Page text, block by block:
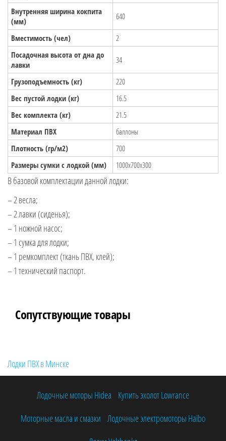
Внутренняя ширина кокпита
(мм)
640
Вместимость (чел)
2
Посадочная высота от дна до
лавки
34
Грузоподъемность (кг)
220
Вес пустой лодки (кг)
16.5
Вес комплекта (кг)
21.5
Материал ПВХ
баллоны
Плотность (гр/м2)
700
Размеры сумки с лодкой (мм)
1000х700х300
В базовой комплектации данной лодки:
– 2 весла;
– 2 лавки (сиденья);
– 1 ножной насос;
– 1 сумка для лодки;
– 1 ремкомплект (ткань ПВХ, клей);
– 1 технический паспорт.
Сопутствующие товары
Лодки ПВХ в Минске
Лодочные моторы Hidea
Купить эхолот Lowrance
Моторные масла и смазки
Лодочные электромоторы Haibo